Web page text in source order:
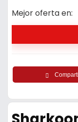
Mejor oferta en: